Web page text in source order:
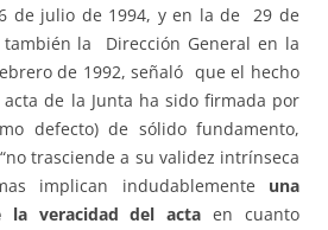
de julio de 1994, y en la de 29 de
la Dirección General en la
de 1992, señaló que el hecho
de la Junta ha sido firmada por
defecto) de sólido fundamento,
trasciende a su validez intrínseca
implican indudablemente una
la veracidad del acta en cuanto